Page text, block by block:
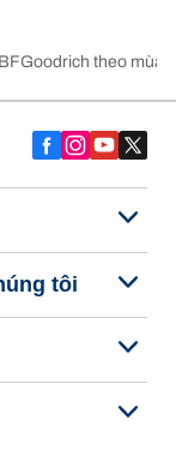
theo
tôi